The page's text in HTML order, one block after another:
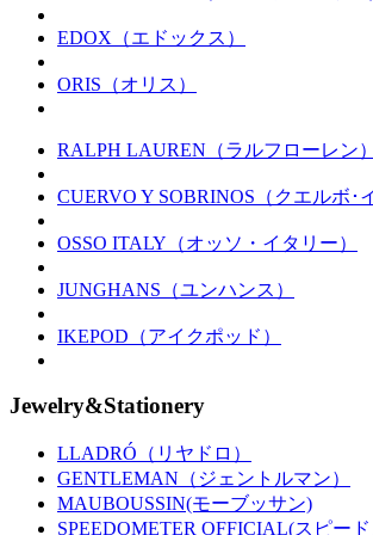
EDOX（エドックス）
ORIS（オリス）
RALPH LAUREN（ラルフローレン）
CUERVO Y SOBRINOS（クエルボ･
OSSO ITALY（オッソ・イタリー）
JUNGHANS（ユンハンス）
IKEPOD（アイクポッド）
Jewelry&Stationery
LLADRÓ（リヤドロ）
GENTLEMAN（ジェントルマン）
MAUBOUSSIN(モーブッサン)
SPEEDOMETER OFFICIAL(スピー